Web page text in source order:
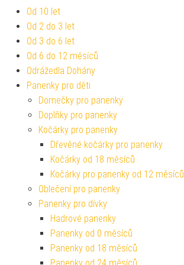
Od 10 let
Od 2 do 3 let
Od 3 do 6 let
Od 6 do 12 měsíců
Odrážedla Dohány
Panenky pro děti
Domečky pro panenky
Doplňky pro panenky
Kočárky pro panenky
Dřevěné kočárky pro panenky
Kočárky od 18 měsíců
Kočárky pro panenky od 12 měsíců
Oblečení pro panenky
Panenky pro dívky
Hadrové panenky
Panenky od 0 měsíců
Panenky od 18 měsíců